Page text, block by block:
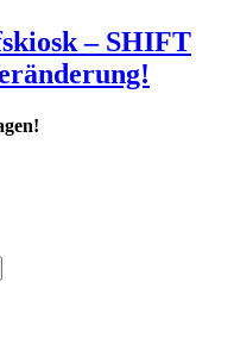
– SHIFT